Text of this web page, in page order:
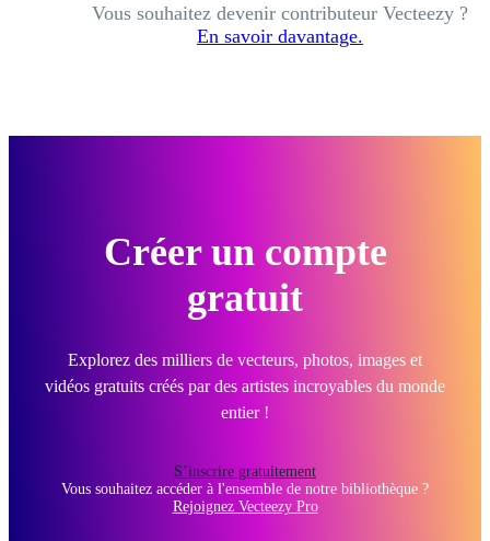
Vous souhaitez devenir contributeur Vecteezy ?
En savoir davantage.
Créer un compte
gratuit
Explorez des milliers de vecteurs, photos, images et
vidéos gratuits créés par des artistes incroyables du monde
entier !
S’inscrire gratuitement
Vous souhaitez accéder à l'ensemble de notre bibliothèque ?
Rejoignez Vecteezy Pro